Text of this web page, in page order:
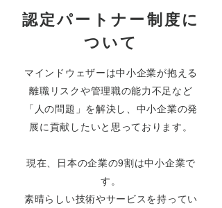
認定パートナー制度に
ついて
マインドウェザーは中小企業が抱える
離職リスクや管理職の能力不足など
「人の問題」を解決し、中小企業の発
展に貢献したいと思っております。
現在、日本の企業の9割は中小企業で
す。
素晴らしい技術やサービスを持ってい